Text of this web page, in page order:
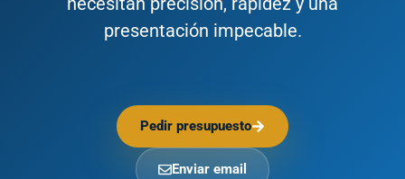
presentación impecable.
Pedir presupuesto
Enviar email